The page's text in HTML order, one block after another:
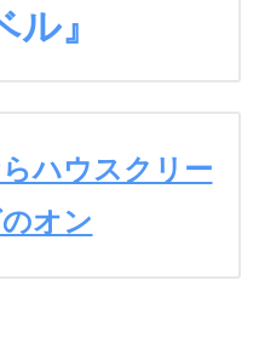
ル』
ハウスクリー
オン